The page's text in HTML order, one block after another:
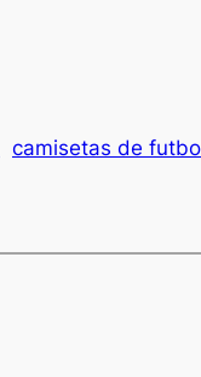
camisetas de